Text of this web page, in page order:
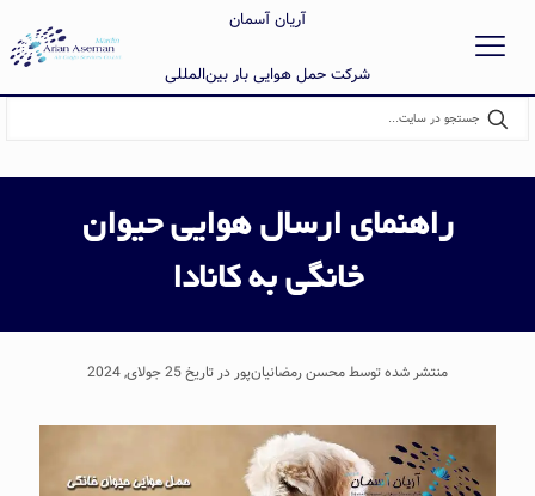
آریان آسمان
شرکت حمل هوایی بار بین‌المللی
راهنمای ارسال هوایی حیوان
خانگی به کانادا
منتشر شده توسط محسن رمضانیان‌پور در تاریخ 25 جولای, 2024